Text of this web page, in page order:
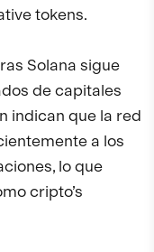
tokens.
Solana sigue
de capitales
indican que la red
a los
lo que
cripto’s